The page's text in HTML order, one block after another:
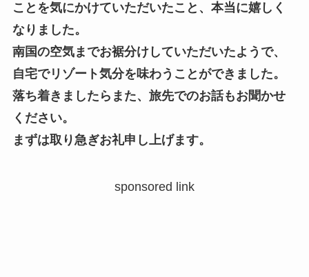
ことを気にかけていただいたこと、本当に嬉しく
なりました。
南国の空気までお裾分けしていただいたようで、
自宅でリゾート気分を味わうことができました。
落ち着きましたらまた、旅先でのお話もお聞かせ
ください。
まずは取り急ぎお礼申し上げます。
sponsored link